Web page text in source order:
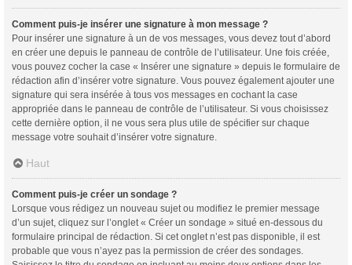
Comment puis-je insérer une signature à mon message ?
Pour insérer une signature à un de vos messages, vous devez tout d’abord
en créer une depuis le panneau de contrôle de l’utilisateur. Une fois créée,
vous pouvez cocher la case « Insérer une signature » depuis le formulaire de
rédaction afin d’insérer votre signature. Vous pouvez également ajouter une
signature qui sera insérée à tous vos messages en cochant la case
appropriée dans le panneau de contrôle de l’utilisateur. Si vous choisissez
cette dernière option, il ne vous sera plus utile de spécifier sur chaque
message votre souhait d’insérer votre signature.
Haut
Comment puis-je créer un sondage ?
Lorsque vous rédigez un nouveau sujet ou modifiez le premier message
d’un sujet, cliquez sur l’onglet « Créer un sondage » situé en-dessous du
formulaire principal de rédaction. Si cet onglet n’est pas disponible, il est
probable que vous n’ayez pas la permission de créer des sondages.